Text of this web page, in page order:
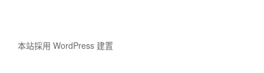
本站採用 WordPress 建置